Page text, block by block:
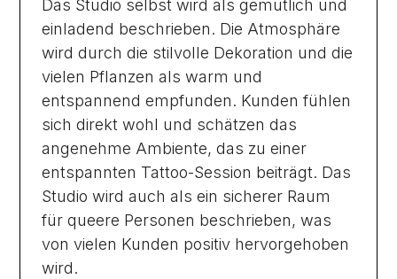
Das Studio selbst wird als gemütlich und
einladend beschrieben. Die Atmosphäre
wird durch die stilvolle Dekoration und die
vielen Pflanzen als warm und
entspannend empfunden. Kunden fühlen
sich direkt wohl und schätzen das
angenehme Ambiente, das zu einer
entspannten Tattoo-Session beiträgt. Das
Studio wird auch als ein sicherer Raum
für queere Personen beschrieben, was
von vielen Kunden positiv hervorgehoben
wird.